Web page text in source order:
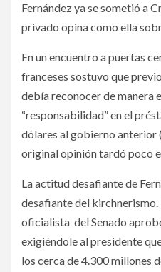
Fernández ya se sometió a
privado opina como ella
En un encuentro a puertas
franceses sostuvo que
debía reconocer de manera
“responsabilidad” en el
dólares al gobierno anterior
original opinión tardó poco
La actitud desafiante de
desafiante del kirchnerismo.
oficialista del Senado
exigiéndole al presidente
los cerca de 4.300 millones